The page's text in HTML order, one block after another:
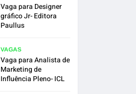
Vaga para Designer
gráfico Jr- Editora
Paullus
VAGAS
Vaga para Analista de
Marketing de
Influência Pleno- ICL